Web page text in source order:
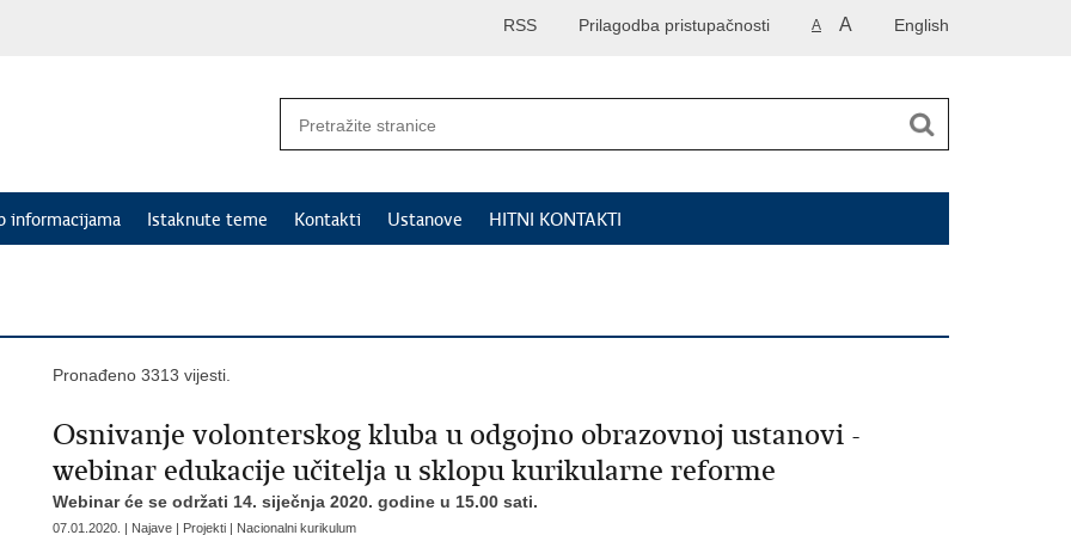
English
A A
Prilagodba pristupačnosti
RSS
informacijama Istaknute teme Kontakti Ustanove HITNI KONTAKTI
Pronađeno 3313 vijesti.
Osnivanje volonterskog kluba u odgojno obrazovnoj ustanovi -
webinar edukacije učitelja u sklopu kurikularne reforme
Webinar će se održati 14. siječnja 2020. godine u 15.00 sati.
07.01.2020. | Najave | Projekti | Nacionalni kurikulum